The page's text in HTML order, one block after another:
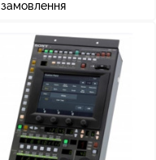
замовлення